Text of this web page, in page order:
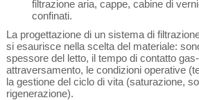
filtrazione aria, cappe, cabine di
confinati.
La progettazione di un sistema di
si esaurisce nella scelta del materiale:
spessore del letto, il tempo di contatto
attraversamento, le condizioni operative
la gestione del ciclo di vita (saturazione,
rigenerazione).